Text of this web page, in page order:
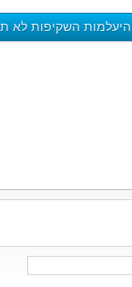
היעלמות השקיפות לא תוכל למנוע